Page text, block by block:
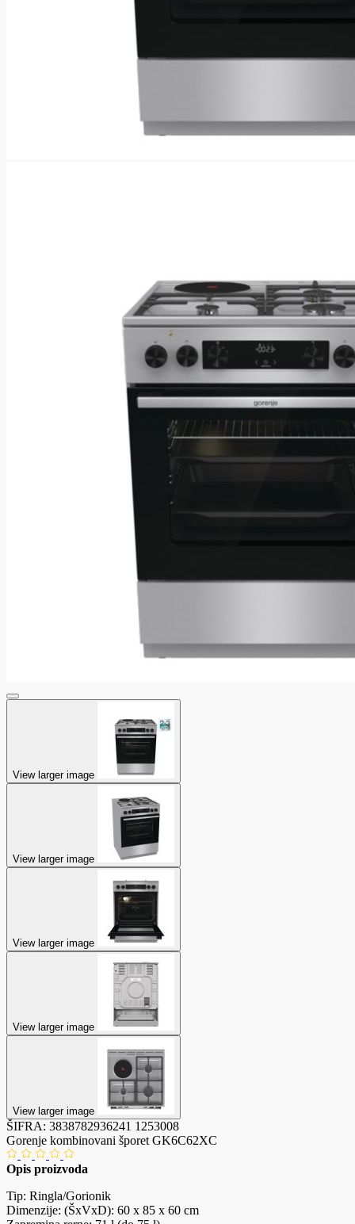
View larger image
View larger image
View larger image
View larger image
View larger image
ŠIFRA: 3838782936241 1253008
Gorenje kombinovani šporet GK6C62XC
Opis proizvoda
Tip: Ringla/Gorionik
Dimenzije: (ŠxVxD): 60 x 85 x 60 cm